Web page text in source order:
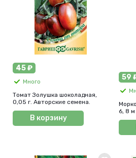
45 ₽
Много
Томат Золушка шоколадная,
0,05 г. Авторские семена.
В корзину
59
6, 8 м